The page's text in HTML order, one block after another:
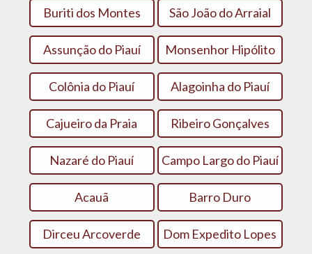
Buriti dos Montes São João do Arraial
Assunção do Piauí Monsenhor Hipólito
Colônia do Piauí Alagoinha do Piauí
Cajueiro da Praia Ribeiro Gonçalves
Nazaré do Piauí Campo Largo do Piauí
Acauã Barro Duro
Dirceu Arcoverde Dom Expedito Lopes